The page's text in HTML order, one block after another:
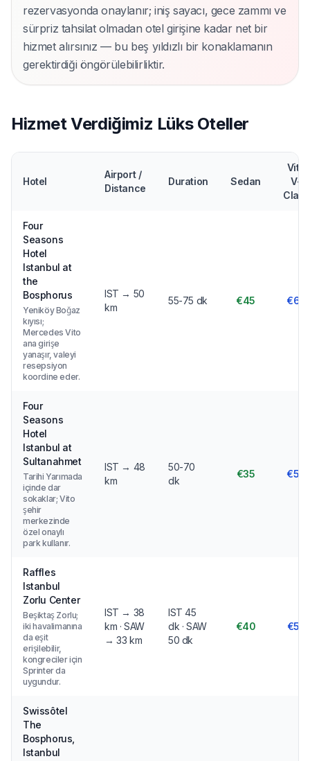
rezervasyonda onaylanır; iniş sayacı, gece zammı ve
sürpriz tahsilat olmadan otel girişine kadar net bir
hizmet alırsınız — bu beş yıldızlı bir konaklamanın
gerektirdiği öngörülebilirliktir.
Hizmet Verdiğimiz Lüks Oteller
Hotel
Airport /
Distance
Duration Sedan
Vito
V-
Class
Four
Seasons
Hotel
Istanbul at
the
Bosphorus
Yeniköy Boğaz
kıyısı;
Mercedes Vito
ana girişe
yanaşır, valeyi
resepsiyon
koordine eder.
IST → 50
km
55-75 dk €45 €65
Four
Seasons
Hotel
Istanbul at
Sultanahmet
Tarihi Yarımada
içinde dar
sokaklar; Vito
şehir
merkezinde
özel onaylı
park kullanır.
IST → 48
km
50-70
dk
€35 €50
Raffles
Istanbul
Zorlu Center
Beşiktaş Zorlu;
iki havalimanına
da eşit
erişilebilir,
kongreciler için
Sprinter da
uygundur.
IST → 38
km · SAW
→ 33 km
IST 45
dk · SAW
50 dk
€40 €55
Swissôtel
The
Bosphorus,
Istanbul